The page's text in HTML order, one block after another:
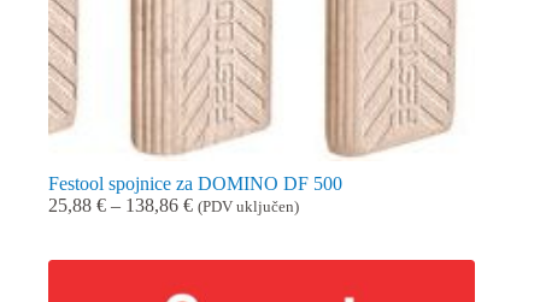
Festool spojnice za DOMINO DF 500
25,88 € – 138,86 €Raspon
do
(PDV uključen)